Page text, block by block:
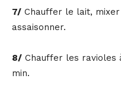
7/ Chauffer le lait,
assaisonner.
8/ Chauffer les ravioles
min.